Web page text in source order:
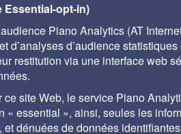
Essential-opt-in)
Piano Analytics (AT
d’analyses d’audience statistiques
restitution via une interface web
ce site Web, le service Piano
« essential », ainsi, seules les
dénuées de données